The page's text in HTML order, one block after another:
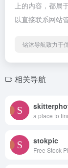
上的内容，都属
以直接联系网站
铭沐导航致力于
相关导航
stokpic